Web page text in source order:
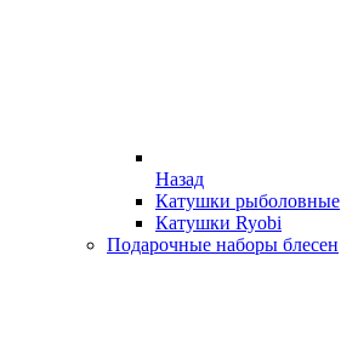
Назад
Катушки рыболовные
Катушки Ryobi
Подарочные наборы блесен